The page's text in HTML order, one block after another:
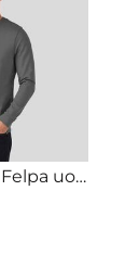
WU01W B&C Felpa uomo LEGGERA girocollo Classic Fit 80% cotone 20% poliestere 280gr